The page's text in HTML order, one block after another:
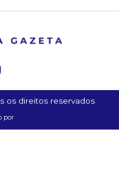
os direitos reservados
por